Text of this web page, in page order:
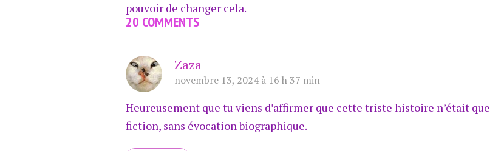
pouvoir de changer cela.
20 COMMENTS
Zaza
novembre 13, 2024 à 16 h 37 min
Heureusement que tu viens d’affirmer que cette triste histoire n’était que
fiction, sans évocation biographique.